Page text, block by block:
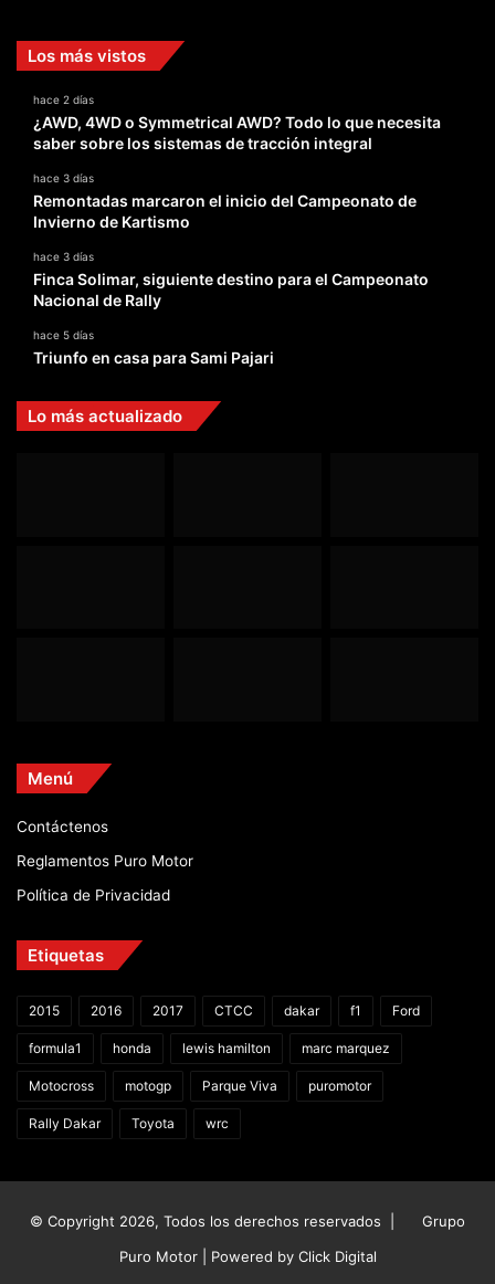
Los más vistos
hace 2 días
¿AWD, 4WD o Symmetrical AWD? Todo lo que necesita
saber sobre los sistemas de tracción integral
hace 3 días
Remontadas marcaron el inicio del Campeonato de
Invierno de Kartismo
hace 3 días
Finca Solimar, siguiente destino para el Campeonato
Nacional de Rally
hace 5 días
Triunfo en casa para Sami Pajari
Lo más actualizado
Menú
Contáctenos
Reglamentos Puro Motor
Política de Privacidad
Etiquetas
2015 2016 2017 CTCC dakar f1 Ford
formula1 honda lewis hamilton marc marquez
Motocross motogp Parque Viva puromotor
Rally Dakar Toyota wrc
© Copyright 2026, Todos los derechos reservados |
Grupo
Puro Motor | Powered by Click Digital